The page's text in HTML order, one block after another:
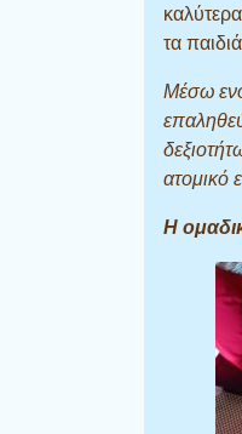
τα
Μέσω
ατομικό
Η